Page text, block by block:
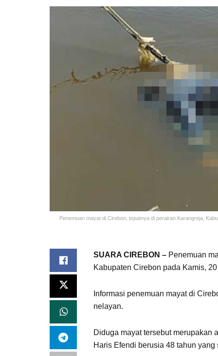
Penemuan mayat di Cirebon, tepatnya di perairan Karangreja,
SUARA CIREBON – Penemuan
Kabupaten Cirebon pada Kamis,
Informasi penemuan mayat di
nelayan.
Diduga mayat tersebut merupakan
Haris Efendi berusia 48 tahun yang